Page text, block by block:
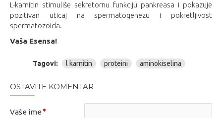
L-karnitin stimuliše sekretornu funkciju pankreasa i pokazuje
pozitivan uticaj na spermatogenezu i pokretljivost
spermatozoida.
Vaša Esensa!
Tagovi: l karnitin proteini aminokiselina
OSTAVITE KOMENTAR
Vaše ime